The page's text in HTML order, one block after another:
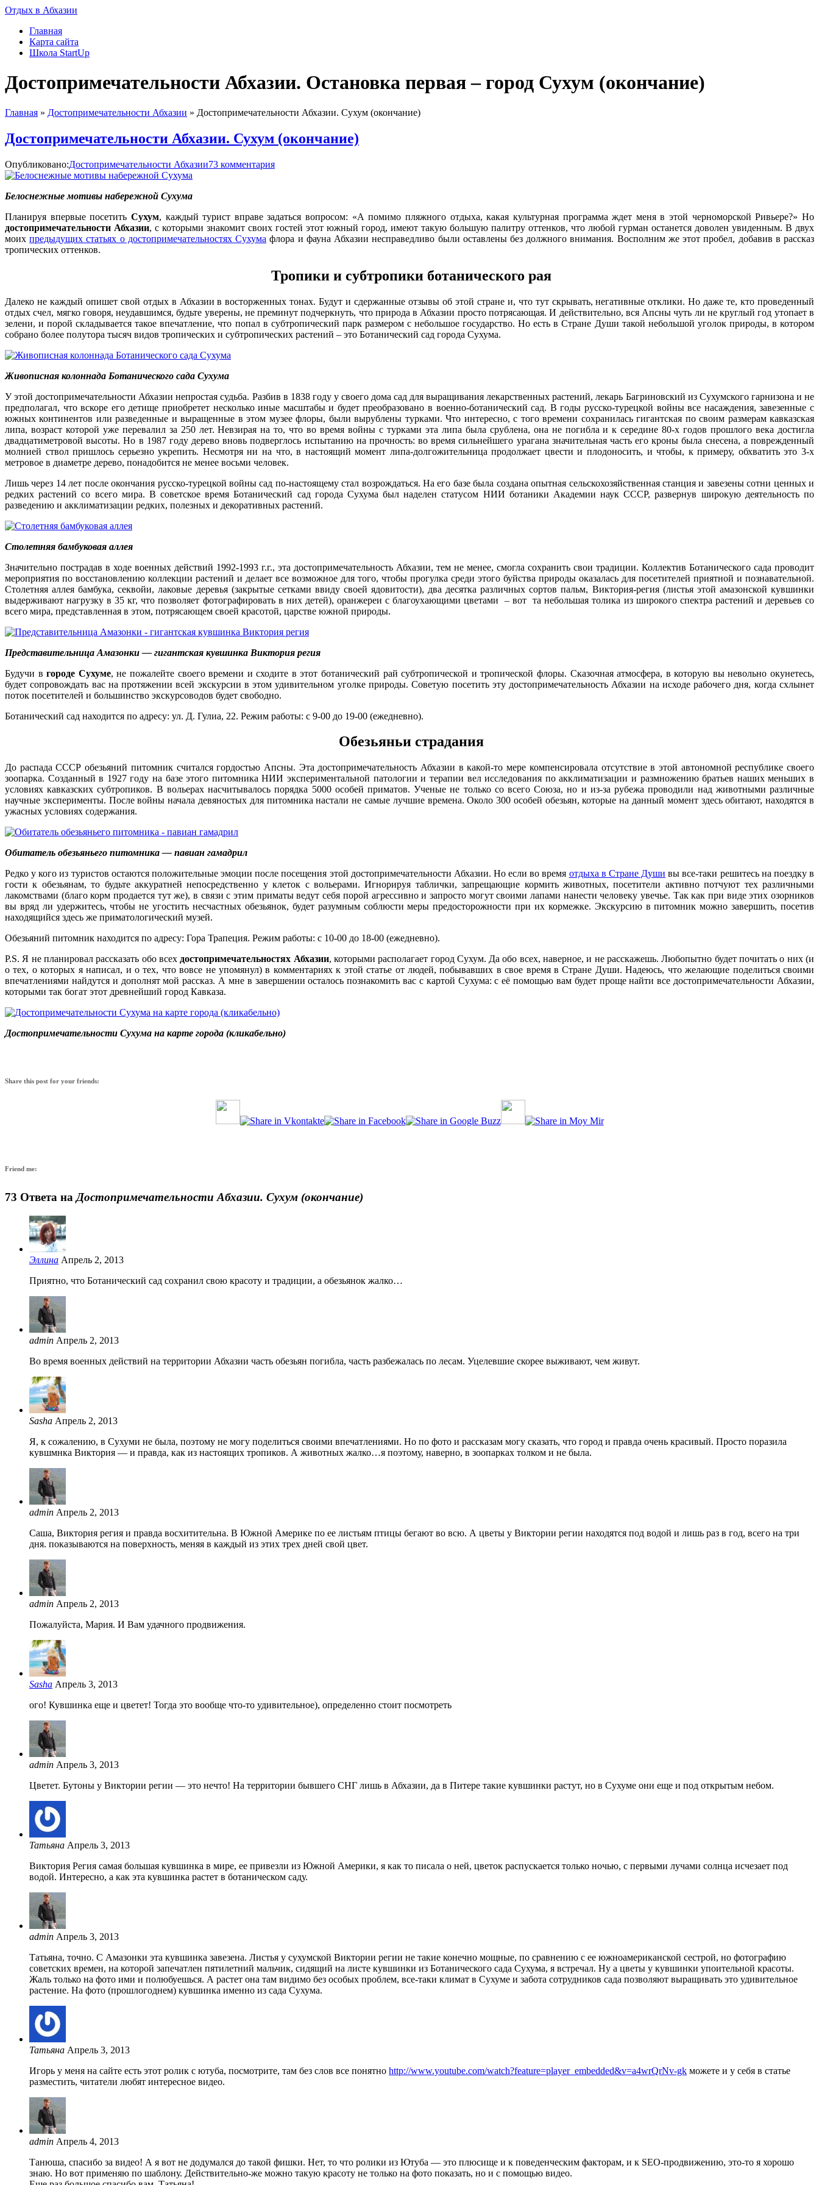
Отдых в Абхазии
Главная
Карта сайта
Школа StartUp
Достопримечательности Абхазии. Остановка первая – город Сухум (окончание)
Главная » Достопримечательности Абхазии » Достопримечательности Абхазии. Сухум (окончание)
Достопримечательности Абхазии. Сухум (окончание)
Опубликовано:Достопримечательности Абхазии73 комментария
Белоснежные мотивы набережной Сухума
Планируя впервые посетить Сухум, каждый турист вправе задаться вопросом: «А помимо пляжного отдыха, какая культурная программа ждет меня в этой черноморской Ривьере?» Но
достопримечательности Абхазии, с которыми знакомит своих гостей этот южный город, имеют такую большую палитру оттенков, что любой гурман останется доволен увиденным. В двух
моихпредыдущих статьях о достопримечательностях Сухума флора и фауна Абхазии несправедливо были оставлены без должного внимания. Восполним же этот пробел, добавив в рассказ
тропических оттенков.
Тропики и субтропики ботанического рая
Далеко не каждый опишет свой отдых в Абхазии в восторженных тонах. Будут и сдержанные отзывы об этой стране и, что тут скрывать, негативные отклики. Но даже те, кто проведенный
отдых счел, мягко говоря, неудавшимся, будьте уверены, не преминут подчеркнуть, что природа в Абхазии просто потрясающая. И действительно, вся Апсны чуть ли не круглый год утопает в
зелени, и порой складывается такое впечатление, что попал в субтропический парк размером с небольшое государство. Но есть в Стране Души такой небольшой уголок природы, в котором
собрано более полутора тысяч видов тропических и субтропических растений – это Ботанический сад города Сухума.
Живописная колоннада Ботанического сада Сухума
У этой достопримечательности Абхазии непростая судьба. Разбив в 1838 году у своего дома сад для выращивания лекарственных растений, лекарь Багриновский из Сухумского гарнизона и не
предполагал, что вскоре его детище приобретет несколько иные масштабы и будет преобразовано в военно-ботанический сад. В годы русско-турецкой войны все насаждения, завезенные с
южных континентов или разведенные и выращенные в этом музее флоры, были вырублены турками. Что интересно, с того времени сохранилась гигантская по своим размерам кавказская
липа, возраст которой уже перевалил за 250 лет. Невзирая на то, что во время войны с турками эта липа была срублена, она не погибла и к середине 80-х годов прошлого века достигла
двадцатиметровой высоты. Но в 1987 году дерево вновь подверглось испытанию на прочность: во время сильнейшего урагана значительная часть его кроны была снесена, а поврежденный
молнией ствол пришлось серьезно укрепить. Несмотря ни на что, в настоящий момент липа-долгожительница продолжает цвести и плодоносить, и чтобы, к примеру, обхватить это 3-х
метровое в диаметре дерево, понадобится не менее восьми человек.
Лишь через 14 лет после окончания русско-турецкой войны сад по-настоящему стал возрождаться. На его базе была создана опытная сельскохозяйственная станция и завезены сотни ценных и
редких растений со всего мира. В советское время Ботанический сад города Сухума был наделен статусом НИИ ботаники Академии наук СССР, развернув широкую деятельность по
разведению и акклиматизации редких, полезных и декоративных растений.
Столетняя бамбуковая аллея
Значительно пострадав в ходе военных действий 1992-1993 г.г., эта достопримечательность Абхазии, тем не менее, смогла сохранить свои традиции. Коллектив Ботанического сада проводит
мероприятия по восстановлению коллекции растений и делает все возможное для того, чтобы прогулка среди этого буйства природы оказалась для посетителей приятной и познавательной.
Столетняя аллея бамбука, секвойи, лаковые деревья (закрытые сетками ввиду своей ядовитости), два десятка различных сортов пальм, Виктория-регия (листья этой амазонской кувшинки
выдерживают нагрузку в 35 кг, что позволяет фотографировать в них детей), оранжереи с благоухающими цветами – вот та небольшая толика из широкого спектра растений и деревьев со
всего мира, представленная в этом, потрясающем своей красотой, царстве южной природы.
Представительница Амазонки — гигантская кувшинка Виктория регия
Будучи вгороде Сухуме, не пожалейте своего времени и сходите в этот ботанический рай субтропической и тропической флоры. Сказочная атмосфера, в которую вы невольно окунетесь,
будет сопровождать вас на протяжении всей экскурсии в этом удивительном уголке природы. Советую посетить эту достопримечательность Абхазии на исходе рабочего дня, когда схлынет
поток посетителей и большинство экскурсоводов будет свободно.
Ботанический сад находится по адресу: ул. Д. Гулиа, 22. Режим работы: с 9-00 до 19-00 (ежедневно).
Обезьяньи страдания
До распада СССР обезьяний питомник считался гордостью Апсны. Эта достопримечательность Абхазии в какой-то мере компенсировала отсутствие в этой автономной республике своего
зоопарка. Созданный в 1927 году на базе этого питомника НИИ экспериментальной патологии и терапии вел исследования по акклиматизации и размножению братьев наших меньших в
условиях кавказских субтропиков. В вольерах насчитывалось порядка 5000 особей приматов. Ученые не только со всего Союза, но и из-за рубежа проводили над животными различные
научные эксперименты. После войны начала девяностых для питомника настали не самые лучшие времена. Около 300 особей обезьян, которые на данный момент здесь обитают, находятся в
ужасных условиях содержания.
Обитатель обезьяньего питомника — павиан гамадрил
Редко у кого из туристов остаются положительные эмоции после посещения этой достопримечательности Абхазии. Но если во время отдыха в Стране Души вы все-таки решитесь на поездку в
гости к обезьянам, то будьте аккуратней непосредственно у клеток с вольерами. Игнорируя таблички, запрещающие кормить животных, посетители активно потчуют тех различными
лакомствами (благо корм продается тут же), в связи с этим приматы ведут себя порой агрессивно и запросто могут своими лапами нанести человеку увечье. Так как при виде этих озорников
вы вряд ли удержитесь, чтобы не угостить несчастных обезьянок, будет разумным соблюсти меры предосторожности при их кормежке. Экскурсию в питомник можно завершить, посетив
находящийся здесь же приматологический музей.
Обезьяний питомник находится по адресу: Гора Трапеция. Режим работы: с 10-00 до 18-00 (ежедневно).
P.S. Я не планировал рассказать обо всех достопримечательностях Абхазии, которыми располагает город Сухум. Да обо всех, наверное, и не расскажешь. Любопытно будет почитать о них (и
о тех, о которых я написал, и о тех, что вовсе не упомянул) в комментариях к этой статье от людей, побывавших в свое время в Стране Души. Надеюсь, что желающие поделиться своими
впечатлениями найдутся и дополнят мой рассказ. А мне в завершении осталось познакомить вас с картой Сухума: с её помощью вам будет проще найти все достопримечательности Абхазии,
которыми так богат этот древнейший город Кавказа.
Достопримечательности Сухума на карте города (кликабельно)
Share this post for your friends:
Friend me:
73 Ответа наДостопримечательности Абхазии. Сухум (окончание)
Эллина Апрель 2, 2013
Приятно, что Ботанический сад сохранил свою красоту и традиции, а обезьянок жалко…
admin Апрель 2, 2013
Во время военных действий на территории Абхазии часть обезьян погибла, часть разбежалась по лесам. Уцелевшие скорее выживают, чем живут.
Sasha Апрель 2, 2013
Я, к сожалению, в Сухуми не была, поэтому не могу поделиться своими впечатлениями. Но по фото и рассказам могу сказать, что город и правда очень красивый. Просто поразила
кувшмнка Виктория — и правда, как из настоящих тропиков. А животных жалко…я поэтому, наверно, в зоопарках толком и не была.
admin Апрель 2, 2013
Саша, Виктория регия и правда восхитительна. В Южной Америке по ее листьям птицы бегают во всю. А цветы у Виктории регии находятся под водой и лишь раз в год, всего на три
дня. показываются на поверхность, меняя в каждый из этих трех дней свой цвет.
admin Апрель 2, 2013
Пожалуйста, Мария. И Вам удачного продвижения.
Sasha Апрель 3, 2013
ого! Кувшинка еще и цветет! Тогда это вообще что-то удивительное), определенно стоит посмотреть
admin Апрель 3, 2013
Цветет. Бутоны у Виктории регии — это нечто! На территории бывшего СНГ лишь в Абхазии, да в Питере такие кувшинки растут, но в Сухуме они еще и под открытым небом.
Татьяна Апрель 3, 2013
Виктория Регия самая большая кувшинка в мире, ее привезли из Южной Америки, я как то писала о ней, цветок распускается только ночью, с первыми лучами солнца исчезает под
водой. Интересно, а как эта кувшинка растет в ботаническом саду.
admin Апрель 3, 2013
Татьяна, точно. С Амазонки эта кувшинка завезена. Листья у сухумской Виктории регии не такие конечно мощные, по сравнению с ее южноамериканской сестрой, но фотографию
советских времен, на которой запечатлен пятилетний мальчик, сидящий на листе кувшинки из Ботанического сада Сухума, я встречал. Ну а цветы у кувшинки упоительной красоты.
Жаль только на фото ими и полюбуешься. А растет она там видимо без особых проблем, все-таки климат в Сухуме и забота сотрудников сада позволяют выращивать это удивительное
растение. На фото (прошлогоднем) кувшинка именно из сада Сухума.
Татьяна Апрель 3, 2013
Игорь у меня на сайте есть этот ролик с ютуба, посмотрите, там без слов все понятно http://www.youtube.com/watch?feature=player_embedded&v=a4wrQrNv-gk можете и у себя в статье
разместить, читатели любят интересное видео.
admin Апрель 4, 2013
Танюша, спасибо за видео! А я вот не додумался до такой фишки. Нет, то что ролики из Ютуба — это плюсище и к поведенческим факторам, и к SEO-продвижению, это-то я хорошо
знаю. Но вот применяю по шаблону. Действительно-же можно такую красоту не только на фото показать, но и с помощью видео.